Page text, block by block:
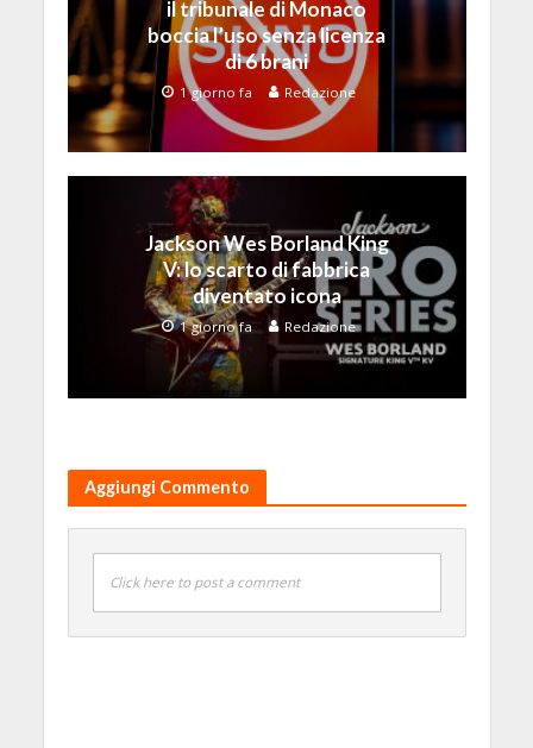
il tribunale di Monaco
boccia l’uso senza licenza
di 6 brani
1 giorno fa Redazione
Jackson Wes Borland King
V: lo scarto di fabbrica
diventato icona
1 giorno fa Redazione
Aggiungi Commento
Click here to post a comment